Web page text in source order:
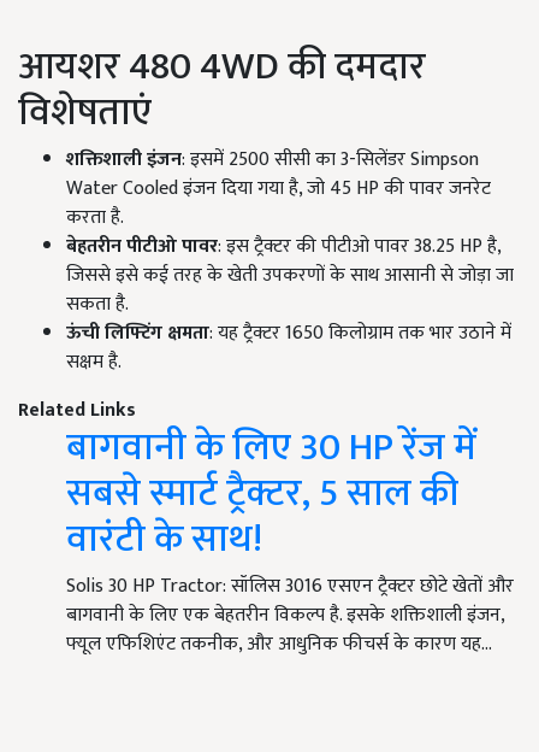
आयशर 480 4WD की दमदार
विशेषताएं
शक्तिशाली इंजन: इसमें 2500 सीसी का 3-सिलेंडर Simpson
Water Cooled इंजन दिया गया है, जो 45 HP की पावर जनरेट
करता है.
बेहतरीन पीटीओ पावर: इस ट्रैक्टर की पीटीओ पावर 38.25 HP है,
जिससे इसे कई तरह के खेती उपकरणों के साथ आसानी से जोड़ा जा
सकता है.
ऊंची लिफ्टिंग क्षमता: यह ट्रैक्टर 1650 किलोग्राम तक भार उठाने में
सक्षम है.
Related Links
बागवानी के लिए 30 HP रेंज में
सबसे स्मार्ट ट्रैक्टर, 5 साल की
वारंटी के साथ!
Solis 30 HP Tractor: सॉलिस 3016 एसएन ट्रैक्टर छोटे खेतों और
बागवानी के लिए एक बेहतरीन विकल्प है. इसके शक्तिशाली इंजन,
फ्यूल एफिशिएंट तकनीक, और आधुनिक फीचर्स के कारण यह…